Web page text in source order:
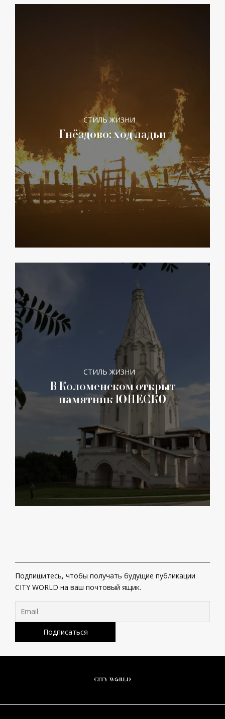
СТИЛЬ ЖИЗНИ
Гнёздово: ход ладьи
СТИЛЬ ЖИЗНИ
В Коломенском открыт
памятник ЮНЕСКО
Подпишитесь, чтобы получать будущие публикации
CITY WORLD на ваш почтовый ящик.